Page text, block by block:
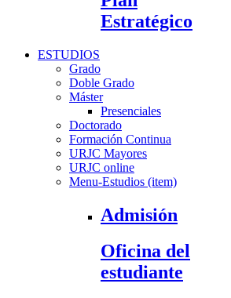
Estratégico
ESTUDIOS
Grado
Doble Grado
Máster
Presenciales
Doctorado
Formación Continua
URJC Mayores
URJC online
Menu-Estudios (item)
Admisión
Oficina del
estudiante